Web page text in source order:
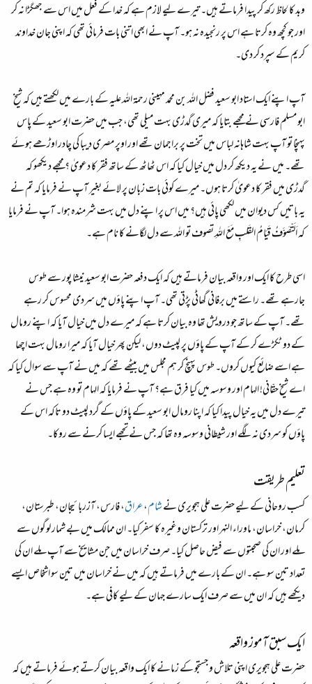
وبد کا لحاظ رکھ کر پیدا فرماتے ہیں۔ تیرے لیے لازم ہے کہ خدا کے فعل میں اس سے جھگڑا نہ کر
اور جو کچھ وہ کرتا ہے اس پر رنجیدہ نہ ہو۔ آپ نے ابھی اتنی بات فرمائی تھی کہ اپنی جان خداوند
کریم کے سپرد کر دی۔
آپ اپنے ایک استاد ابو سعید فضل اللہ بن محمد مہینی رحمۃ اللہ علیہ کے بارے میں لکھتے ہیں کہ شیخ
ابو مسلم فارسی نے مجھے بتایا کہ میری گدڑی بہت میلی تھی، جب میں حضرت ابو سعید کے پاس
پہنچا تو آپ بہت شاہانہ لباس میں تخت پر براجمان تھے اور اوپر مصری دیبا کی چادر اوڑھے ہوئے
تھے۔ میں نے یہ دیکھ کر دل میں خیال کیا کہ اس ٹھاٹھ کے ساتھ فقر کا دعویٰ ؟ مجھے دیکھو کہ
گدڑی میں فقر کا دعویٰ کرتا ہوں۔ میرے کوئی بات زبان پر لائے بغیر آپ نے فرمایا کہ تم نے
یہ باتیں کس دیوان میں لکھی پائی ہیں؟ میں اس پر اپنے دل میں بہت شرمندہ ہوا۔ آپ نے فرمایا
کہ اَلَتّصَوَّفُ قَیَامُ القَلبِ مَعَ اللہِ تصوف تو اللہ سے دل لگانے کا نام ہے۔
اسی طرح کا ایک اور واقعہ بیان فرماتے ہیں کہ ایک دفعہ حضرت ابو سعید نیشا پور سے طوس
جارہے تھے۔ راستے میں برفانی گھاٹی پڑتی تھی۔ آپ اپنے پاؤں میں سردی محسوس کر رہے
تھے۔ آپ کے ساتھ جو درویش تھا وہ بیان کرتا ہے کہ میرے دل میں خیال آیا کہ اپنے رومال
کے دو ٹکڑے کر کے آپ کے پاؤں پر لپیٹ دوں، لیکن پھر خیال آیا کہ میرا رومال بہت اچھا
ہے اسے ضائع کیوں کروں۔ طوس پہنچ کر ہم مجلس میں بیٹھے تھے کہ میں نے آپ سے سوال کیا کہ
اے شیخ حقّانی! الہام اور وسوسہ میں کیا فرق ہے؟ آپ نے فرمایا کہ الہام تو وہ ہے جس نے
تیرے دل میں یہ خیال پیدا کیا کہ اپنا رومال ابو سعید کے پاؤں کے گرد لپیٹ دو تاکہ اس کے
پاؤں کو سردی نہ لگے اور شیطانی وسوسہ وہ تھا کہ جس نے تجھے ایسا کرنے سے روکا۔
تعلیم طریقت
کسب روحانی کے لیے حضرت علی ہجویری نےشام،عراق، فارس، آزربائیجان، طبرستان،
کرمان، خراسان، ماوراء النہر اور ترکستان وغیرہ کا سفر کیا۔ ان ممالک میں بے شمار لوگوں سے
ملے اور ان کی صحبتوں سے فیض حاصل کیا۔ صرف خراسان میں جن مشایخ سے آپ ملے ان کی
تعداد تین سو ہے۔ ان کے بارے میں فرماتے ہیں کہ میں نے خراسان میں تین سو اشخاص ایسے
دیکھے ہیں کہ ان میں سے صرف ایک سارے جہان کے لیے کافی ہے۔
ایک سبق آموز واقعہ
حضرت علی ہجویری اپنی تلاش و جستجو کے زمانے کا ایک واقعہ بیان کرتے ہوئے فرماتے ہیں کہ